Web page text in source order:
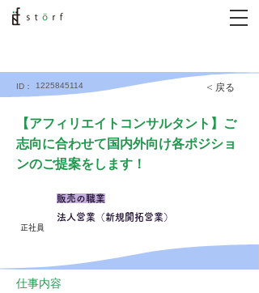
ID： 1225845114 < 戻る
【アフィリエイトコンサルタント】ご
志向に合わせて国内外向け各ポジショ
ンのご提案をします！
正社員
販売の職業
法人営業（新規開拓営業）
仕事内容